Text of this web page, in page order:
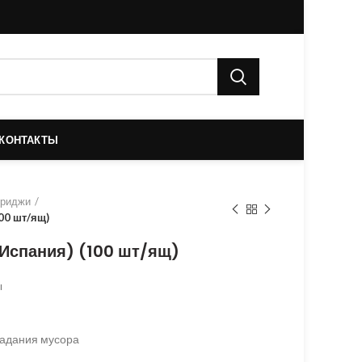
шт/ящ)
(100 шт/ящ)
мусора